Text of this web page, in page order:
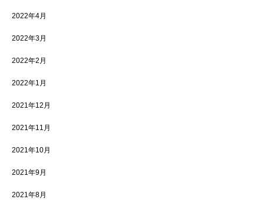
2022年4月
2022年3月
2022年2月
2022年1月
2021年12月
2021年11月
2021年10月
2021年9月
2021年8月